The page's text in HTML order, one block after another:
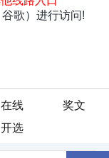
在线
奖文
开选